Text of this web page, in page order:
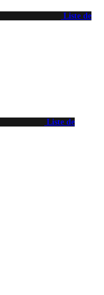
Liste de
Liste de